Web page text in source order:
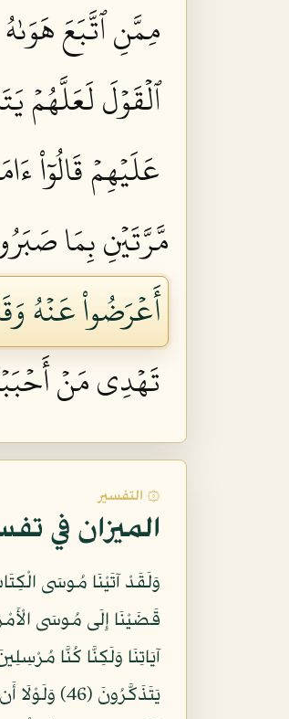
مِمَّنِ ٱتَّبَعَ
ٱلۡقَوۡلَ لَعَلَّهُمۡ
عَلَيۡهِمۡ قَالُوٓاْ
مَّرَّتَيۡنِ بِمَا
أَعۡرَضُواْ عَنۡهُ
تَهۡدِي مَنۡ
۞ التفسير
الميزان في